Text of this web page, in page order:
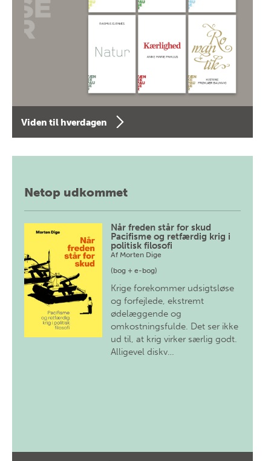
Viden til hverdagen
Netop udkommet
Når freden står for skud
Pacifisme og retfærdig krig i
politisk filosofi
Af Morten Dige
(bog + e-bog)
Krige forekommer udsigtsløse
og forfejlede, ekstremt
ødelæggende og
omkostningsfulde. Det ser ikke
ud til, at krig virker særlig godt.
Alligevel diskv…